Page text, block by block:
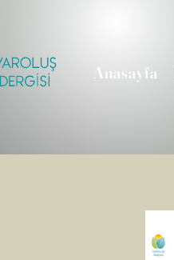
Anasayfa